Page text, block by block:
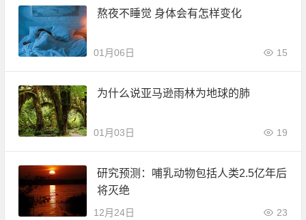
熬夜不睡觉 身体会有怎样变化
01月06日 15
为什么说亚马逊雨林为地球的肺
01月03日 19
研究预测：哺乳动物包括人类2.5亿年后
将灭绝
12月24日 23